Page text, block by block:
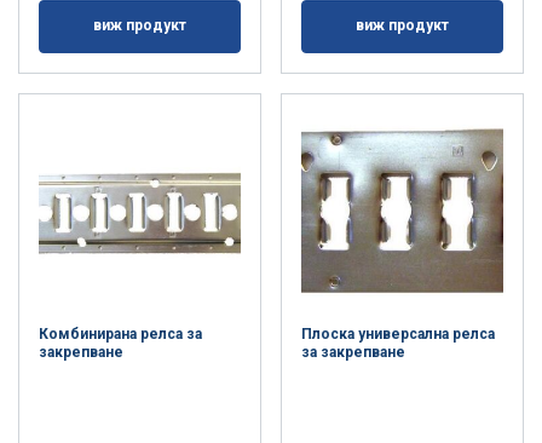
виж продукт виж продукт
Комбинирана релса за
закрепване
Плоска универсална релса
за закрепване